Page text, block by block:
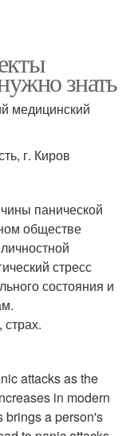
знать
медицинский
г. Киров
панической
обществе
стресс
состояния и
attacks as the
in modern
brings a person's